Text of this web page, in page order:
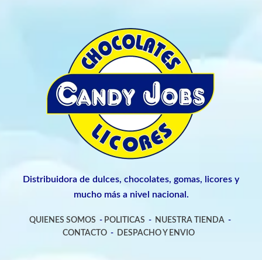
Distribuidora de dulces, chocolates, gomas, licores y
mucho más a nivel nacional.
QUIENES SOMOS - POLITICAS - NUESTRA TIENDA -
CONTACTO- DESPACHO Y ENVIO